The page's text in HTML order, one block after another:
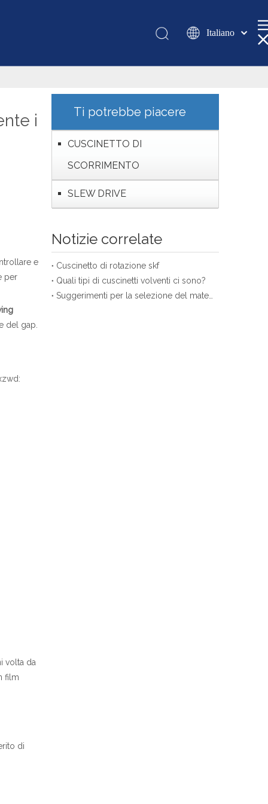
Italiano
românesc
Pусский
i
e
per
del gap.
volta da
film
di
Ti potrebbe piacere
CUSCINETTO DI
SCORRIMENTO
SLEW DRIVE
Notizie correlate
Cuscinetto di rotazione skf
Quali tipi di cuscinetti volventi ci sono?